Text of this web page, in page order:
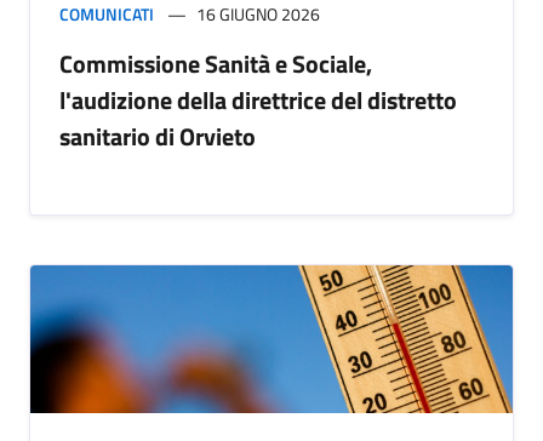
COMUNICATI 16 GIUGNO 2026
Commissione Sanità e Sociale,
l'audizione della direttrice del distretto
sanitario di Orvieto